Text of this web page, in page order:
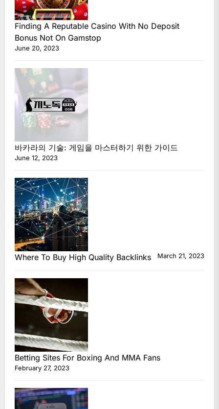
Finding A Reputable Casino With No Deposit
Bonus Not On Gamstop
June 20, 2023
바카라의 기술: 게임을 마스터하기 위한 가이드
June 12, 2023
Where To Buy High Quality Backlinks March 21, 2023
Betting Sites For Boxing And MMA Fans
February 27, 2023